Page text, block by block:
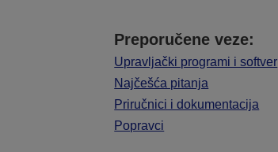
Preporučene veze:
Upravljački programi i softver
Najčešća pitanja
Priručnici i dokumentacija
Popravci